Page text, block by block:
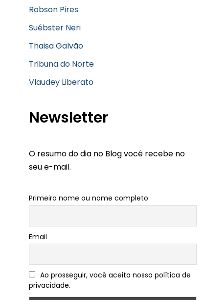
Robson Pires
Suébster Neri
Thaisa Galvão
Tribuna do Norte
Vlaudey Liberato
Newsletter
O resumo do dia no Blog você recebe no
seu e-mail.
Primeiro nome ou nome completo
Email
Ao prosseguir, você aceita nossa política de
privacidade.